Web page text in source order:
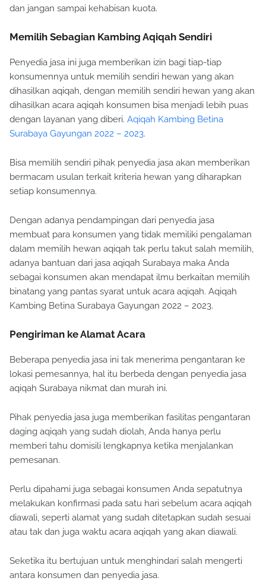
dan jangan sampai kehabisan kuota.
Memilih Sebagian Kambing Aqiqah Sendiri
Penyedia jasa ini juga memberikan izin bagi tiap-tiap
konsumennya untuk memilih sendiri hewan yang akan
dihasilkan aqiqah, dengan memilih sendiri hewan yang akan
dihasilkan acara aqiqah konsumen bisa menjadi lebih puas
dengan layanan yang diberi. Aqiqah Kambing Betina
Surabaya Gayungan 2022 – 2023.
Bisa memilih sendiri pihak penyedia jasa akan memberikan
bermacam usulan terkait kriteria hewan yang diharapkan
setiap konsumennya.
Dengan adanya pendampingan dari penyedia jasa
membuat para konsumen yang tidak memiliki pengalaman
dalam memilih hewan aqiqah tak perlu takut salah memilih,
adanya bantuan dari jasa aqiqah Surabaya maka Anda
sebagai konsumen akan mendapat ilmu berkaitan memilih
binatang yang pantas syarat untuk acara aqiqah. Aqiqah
Kambing Betina Surabaya Gayungan 2022 – 2023.
Pengiriman ke Alamat Acara
Beberapa penyedia jasa ini tak menerima pengantaran ke
lokasi pemesannya, hal itu berbeda dengan penyedia jasa
aqiqah Surabaya nikmat dan murah ini.
Pihak penyedia jasa juga memberikan fasilitas pengantaran
daging aqiqah yang sudah diolah, Anda hanya perlu
memberi tahu domisili lengkapnya ketika menjalankan
pemesanan.
Perlu dipahami juga sebagai konsumen Anda sepatutnya
melakukan konfirmasi pada satu hari sebelum acara aqiqah
diawali, seperti alamat yang sudah ditetapkan sudah sesuai
atau tak dan juga waktu acara aqiqah yang akan diawali.
Seketika itu bertujuan untuk menghindari salah mengerti
antara konsumen dan penyedia jasa.